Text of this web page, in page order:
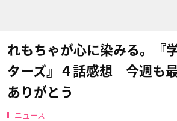
れもちゃが心に染みる。『
ターズ』４話感想 今週も
ありがとう
ニュース